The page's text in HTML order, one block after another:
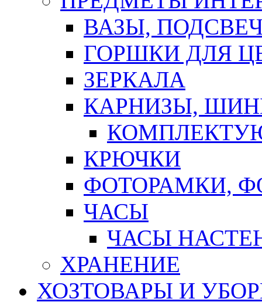
ВАЗЫ,
ГОРШКИ ДЛЯ
ЗЕРКАЛА
КАРНИЗЫ,
КРЮЧКИ
ФОТОРАМКИ,
ЧАСЫ
ЧАСЫ
ХРАНЕНИЕ
ХОЗТОВАРЫ И